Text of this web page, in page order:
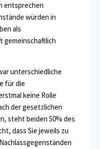
entsprechen
würden in
als
gemeinschaftlich
unterschiedliche
für die
keine Rolle
der gesetzlichen
steht beiden 50% des
dass Sie jeweils zu